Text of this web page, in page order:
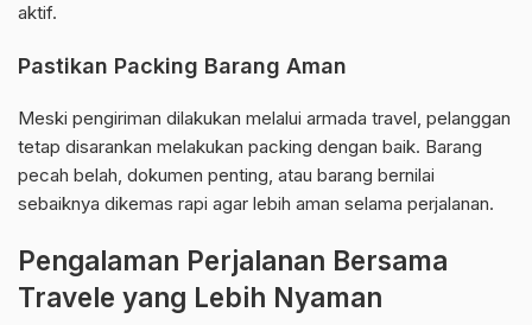
aktif.
Pastikan Packing Barang Aman
Meski pengiriman dilakukan melalui armada travel, pelanggan
tetap disarankan melakukan packing dengan baik. Barang
pecah belah, dokumen penting, atau barang bernilai
sebaiknya dikemas rapi agar lebih aman selama perjalanan.
Pengalaman Perjalanan Bersama
Travele yang Lebih Nyaman